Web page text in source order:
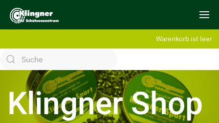
Warenkorb ist leer
Klingner Shop